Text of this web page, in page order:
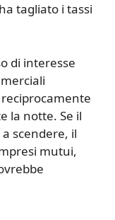
tagliato i tassi
di interesse
la notte. Se il
scendere, il
mutui,